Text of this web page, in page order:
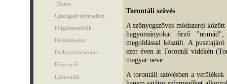
Maros
Ujszögedi történelöm
Polgármestörök
Példaképeink
Hellytörténészeink
Képviselő
Látnivalók
Torontáli szövés
A szőnyegszövés módszerei
hagyományokat őrző
megoldással készült. A
ezer éven át Torontál vidékén
magyar neve.
A torontáli szövésben a